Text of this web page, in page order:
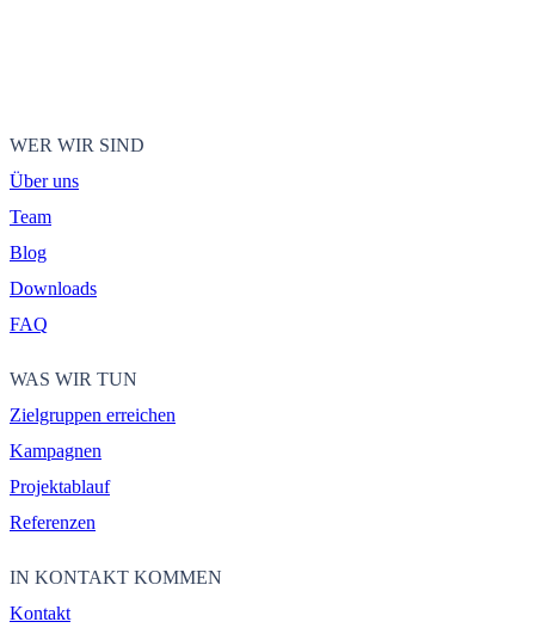
WER WIR SIND
Über uns
Team
Blog
Downloads
FAQ
WAS WIR TUN
Zielgruppen erreichen
Kampagnen
Projektablauf
Referenzen
IN KONTAKT KOMMEN
Kontakt